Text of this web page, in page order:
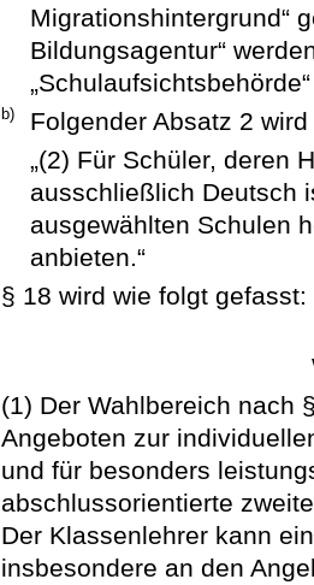
Migrationshintergrund“
Bildungsagentur“
b)
Folgender Absatz 2
„(2) Für Schüler, deren
ausschließlich Deutsch
ausgewählten Schulen
anbieten.“
§ 18 wird wie folgt gefasst:
(1) Der Wahlbereich nach
Angeboten zur
und für besonders
abschlussorientierte
Der Klassenlehrer kann
insbesondere an den